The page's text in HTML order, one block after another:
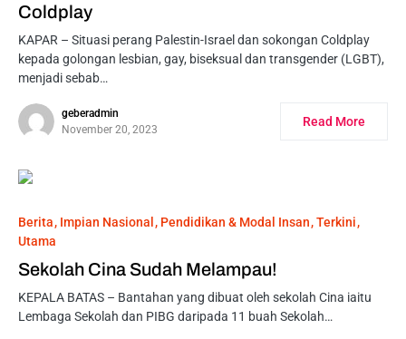
Coldplay
KAPAR – Situasi perang Palestin-Israel dan sokongan Coldplay
kepada golongan lesbian, gay, biseksual dan transgender (LGBT),
menjadi sebab…
geberadmin
November 20, 2023
Read More
Berita Impian Nasional Pendidikan & Modal Insan Terkini
Utama
Sekolah Cina Sudah Melampau!
KEPALA BATAS – Bantahan yang dibuat oleh sekolah Cina iaitu
Lembaga Sekolah dan PIBG daripada 11 buah Sekolah…